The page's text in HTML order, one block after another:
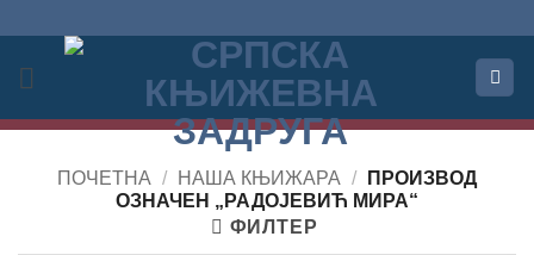
садржај
ПОЧЕТНА / НАША КЊИЖАРА /
ПРОИЗВОД
OЗНАЧЕН „РАДОЈЕВИЋ МИРА“
ФИЛТЕР